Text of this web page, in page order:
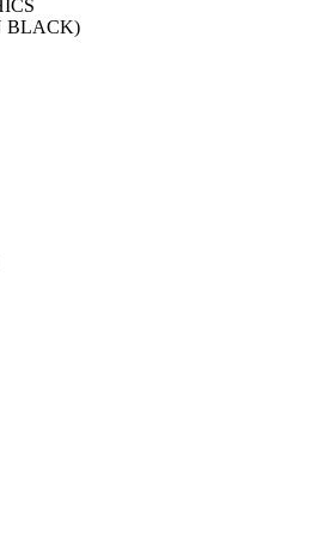
BLACK)